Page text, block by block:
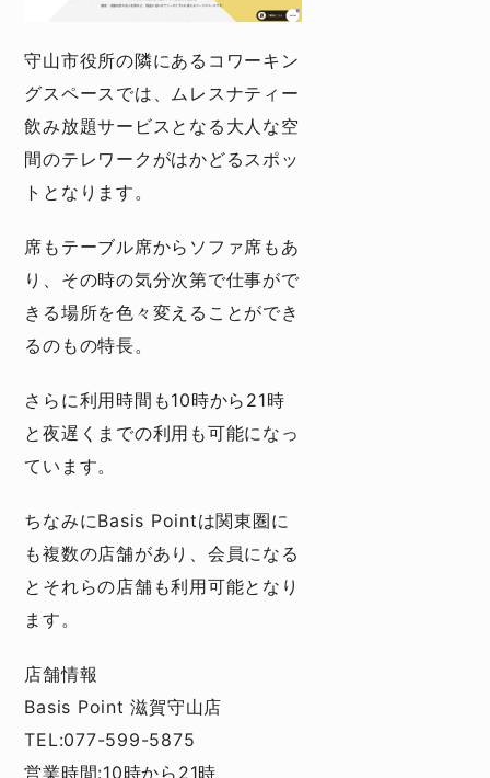
守山市役所の隣にあるコワーキン
グスペースでは、ムレスナティー
飲み放題サービスとなる大人な空
間のテレワークがはかどるスポッ
トとなります。
席もテーブル席からソファ席もあ
り、その時の気分次第で仕事がで
きる場所を色々変えることができ
るのもの特長。
さらに利用時間も10時から21時
と夜遅くまでの利用も可能になっ
ています。
ちなみにBasis Pointは関東圏に
も複数の店舗があり、会員になる
とそれらの店舗も利用可能となり
ます。
店舗情報
Basis Point 滋賀守山店
TEL:077-599-5875
営業時間:10時から21時